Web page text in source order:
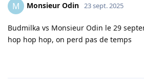
M Monsieur Odin 23 sept. 2025
Budmilka vs Monsieur Odin le 29
hop hop hop, on perd pas de temps